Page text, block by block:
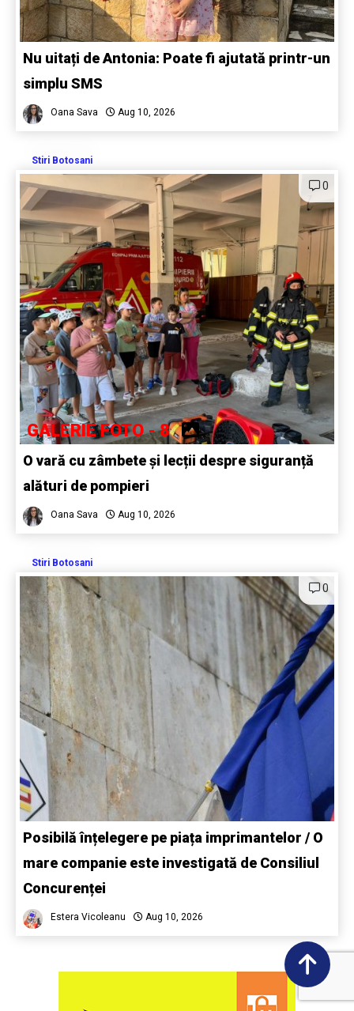
Nu uitați de Antonia: Poate fi ajutată printr-un
simplu SMS
Oana Sava Aug 10, 2026
Stiri Botosani
0
GALERIE FOTO - 8
O vară cu zâmbete și lecții despre siguranță
alături de pompieri
Oana Sava Aug 10, 2026
Stiri Botosani
0
Posibilă înțelegere pe piața imprimantelor / O
mare companie este investigată de Consiliul
Concurenței
Estera Vicoleanu Aug 10, 2026